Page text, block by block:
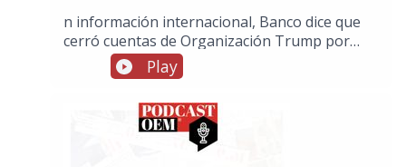
n información internacional, Banco dice que
cerró cuentas de Organización Trump por
posible lavado de dinero, en notas de El Esto,
México domina en el triatlón de los Juegos
Centroamericanos y del Caribe, y en los
espectáculos, Ariana Grande anuncia que
dejará la vida pública tras concluir su gira
debido a las críticas sobre su físico
Play